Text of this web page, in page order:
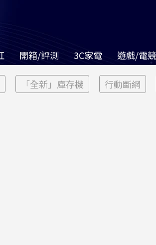
開箱/評測 3C家電 遊戲/電
「全新」庫存機 行動斷網